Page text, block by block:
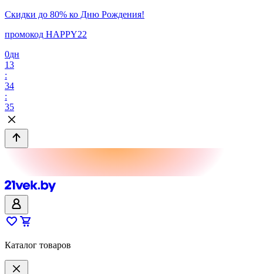
Скидки до 80% ко Дню Рождения!
промокод HAPPY22
0дн
13
:
34
:
35
Каталог товаров